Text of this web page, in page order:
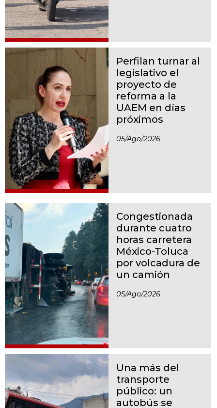
Perfilan turnar al
legislativo el
proyecto de
reforma a la
UAEM en días
próximos
05/ago/2026
Congestionada
durante cuatro
horas carretera
México-Toluca
por volcadura de
un camión
05/ago/2026
Una más del
transporte
público: un
autobús se